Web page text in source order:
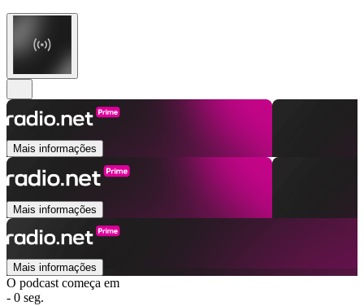
Mais informações
Mais informações
Mais informações
O podcast começa em
- 0 seg.